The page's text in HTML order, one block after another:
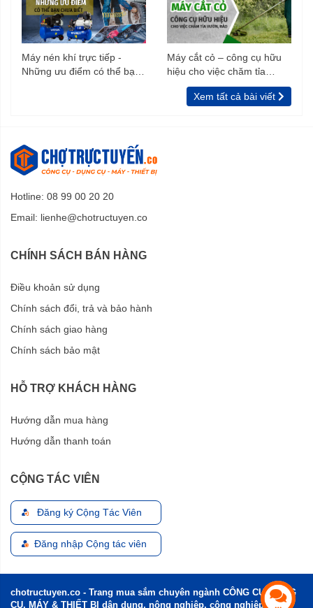
Máy nén khí trực tiếp -
Những ưu điểm có thể bạn
Máy cắt cỏ – công cụ hữu
hiệu cho việc chăm tỉa
vườn, rào
Xem tất cả bài viết
Hotline: 08 99 00 20 20
Email: lienhe@chotructuyen.co
CHÍNH SÁCH BÁN HÀNG
Điều khoản sử dụng
Chính sách đổi, trả và bảo hành
Chính sách giao hàng
Chính sách bảo mật
HỖ TRỢ KHÁCH HÀNG
Hướng dẫn mua hàng
Hướng dẫn thanh toán
CỘNG TÁC VIÊN
Đăng ký Cộng Tác Viên
Đăng nhập Cộng tác viên
chotructuyen.co - Trang mua sắm chuyên ngành CÔNG CỤ, DỤNG
CỤ, MÁY & THIẾT BỊ dân dụng, nông nghiệp, công nghiệp và xây